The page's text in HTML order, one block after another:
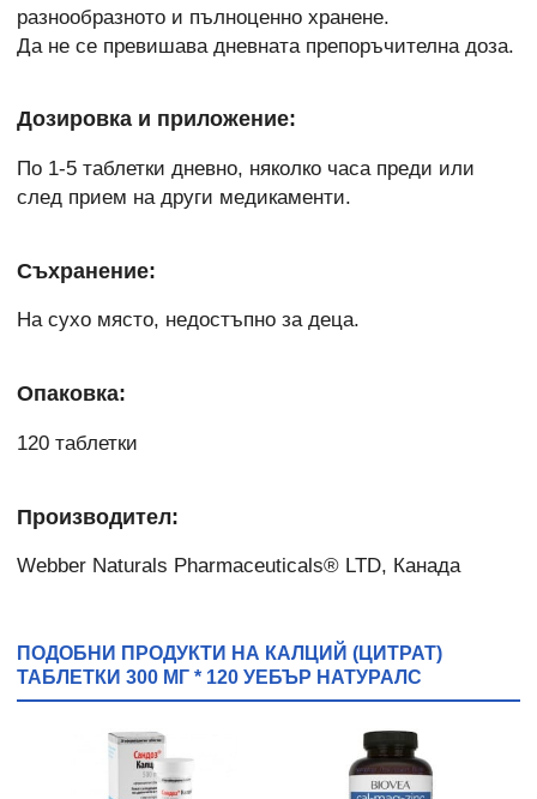
разнообразното и пълноценно хранене.
Да не се превишава дневната препоръчителна доза.
Дозировка и приложение:
По 1-5 таблетки дневно, няколко часа преди или
след прием на други медикаменти.
Съхранение:
На сухо място, недостъпно за деца.
Опаковка:
120 таблетки
Производител:
Webber Naturals Pharmaceuticals® LTD, Канада
ПОДОБНИ ПРОДУКТИ НА КАЛЦИЙ (ЦИТРАТ)
ТАБЛЕТКИ 300 МГ * 120 УЕБЪР НАТУРАЛС